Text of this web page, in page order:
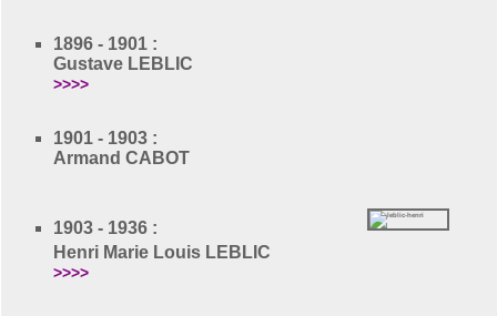
1896 - 1901 :
Gustave LEBLIC
>>>>
1901 - 1903 :
Armand CABOT
1903 - 1936 :
Henri Marie Louis LEBLIC
>>>>